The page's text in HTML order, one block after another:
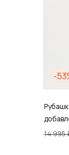
-
14 995